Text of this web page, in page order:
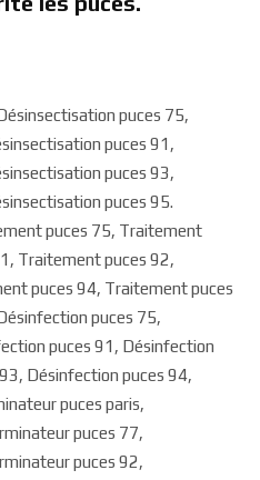
puces 75,
puces 91,
puces 93,
puces 95.
puces 75, Traitement
Traitement puces 92,
puces 94, Traitement puces
puces 75,
puces 91, Désinfection
Désinfection puces 94,
puces paris,
puces 77,
puces 92,